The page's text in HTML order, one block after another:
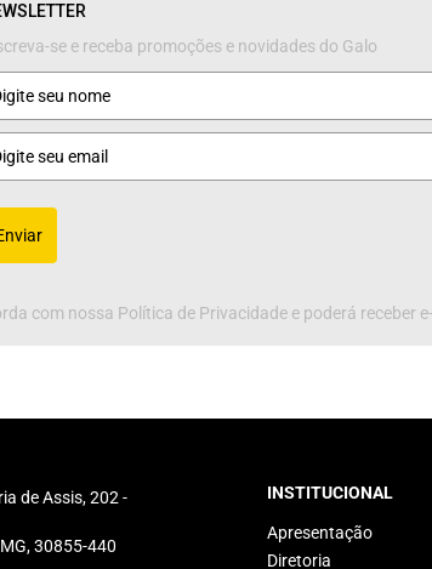
se e receba promoções e novidades do Galo
com nossa Política de Privacidade e poderá receber
de Assis, 202 -
30855-440
INSTITUCIONAL
Apresentação
Diretoria